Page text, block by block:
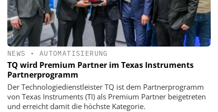
NEWS • AUTOMATISIERUNG
TQ wird Premium Partner im Texas Instruments
Partnerprogramm
Der Technologiedienstleister TQ ist dem Partnerprogramm
von Texas Instruments (TI) als Premium Partner beigetreten
und erreicht damit die höchste Kategorie.